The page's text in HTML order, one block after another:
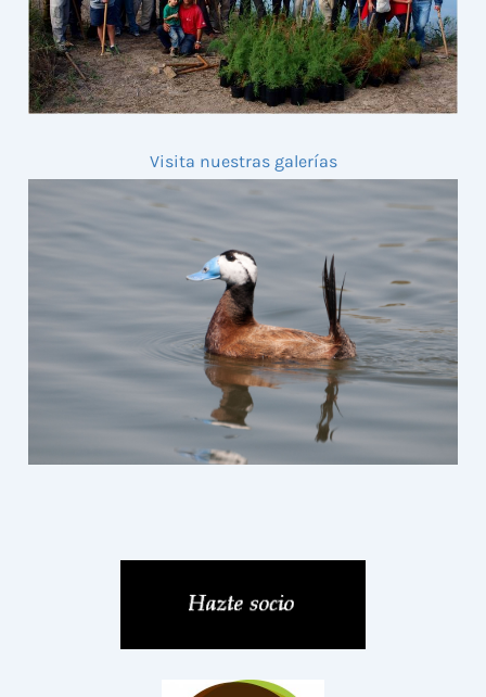
Visita nuestras galerías